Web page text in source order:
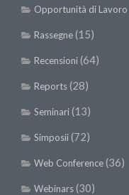
Opportunità di Lavoro
Rassegne(15)
Recensioni(64)
Reports(28)
Seminari(13)
Simposii(72)
Web Conference(36)
Webinars(30)